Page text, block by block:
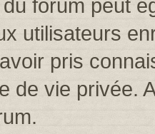
du forum peut
utilisateurs
pris
de vie privée.